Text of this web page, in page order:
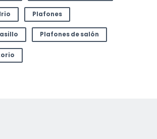
Plafones
Plafones de salón